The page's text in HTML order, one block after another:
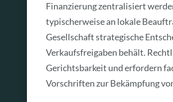
Finanzierung zentralisiert
typischerweise an lokale
Gesellschaft strategische
Verkaufsfreigaben behält.
Gerichtsbarkeit und erfordern
Vorschriften zur Bekämpfung